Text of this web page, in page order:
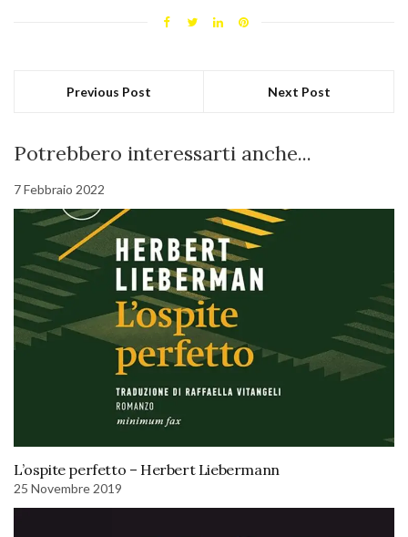
Previous Post Next Post
Potrebbero interessarti anche...
7 Febbraio 2022
L’ospite perfetto – Herbert Liebermann
25 Novembre 2019